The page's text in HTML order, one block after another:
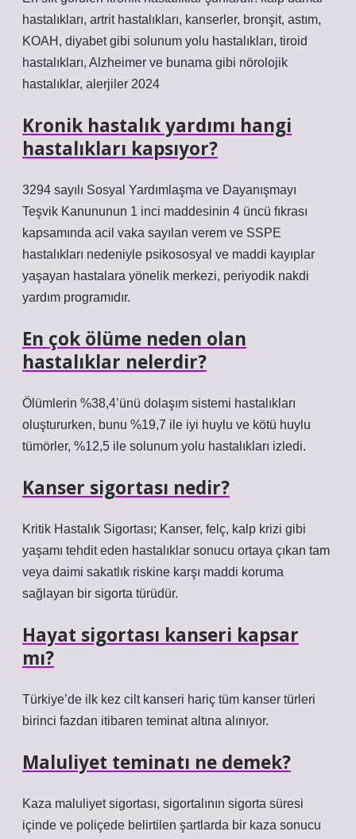
hastalıkları, artrit hastalıkları, kanserler, bronşit, astım,
KOAH, diyabet gibi solunum yolu hastalıkları, tiroid
hastalıkları, Alzheimer ve bunama gibi nörolojik
hastalıklar, alerjiler 2024
Kronik hastalık yardımı hangi
hastalıkları kapsıyor?
3294 sayılı Sosyal Yardımlaşma ve Dayanışmayı
Teşvik Kanununun 1 inci maddesinin 4 üncü fıkrası
kapsamında acil vaka sayılan verem ve SSPE
hastalıkları nedeniyle psikososyal ve maddi kayıplar
yaşayan hastalara yönelik merkezi, periyodik nakdi
yardım programıdır.
En çok ölüme neden olan
hastalıklar nelerdir?
Ölümlerin %38,4’ünü dolaşım sistemi hastalıkları
oluştururken, bunu %19,7 ile iyi huylu ve kötü huylu
tümörler, %12,5 ile solunum yolu hastalıkları izledi.
Kanser sigortası nedir?
Kritik Hastalık Sigortası; Kanser, felç, kalp krizi gibi
yaşamı tehdit eden hastalıklar sonucu ortaya çıkan tam
veya daimi sakatlık riskine karşı maddi koruma
sağlayan bir sigorta türüdür.
Hayat sigortası kanseri kapsar
mı?
Türkiye’de ilk kez cilt kanseri hariç tüm kanser türleri
birinci fazdan itibaren teminat altına alınıyor.
Maluliyet teminatı ne demek?
Kaza maluliyet sigortası, sigortalının sigorta süresi
içinde ve poliçede belirtilen şartlarda bir kaza sonucu